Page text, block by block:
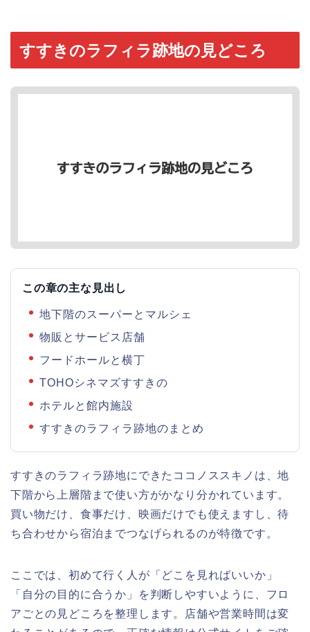
すすきのラフィラ跡地の見どころ
この章の主な見出し
地下階のスーパーとマルシェ
物販とサービス店舗
フードホールと横丁
TOHOシネマズすすきの
ホテルと館内施設
すすきのラフィラ跡地のまとめ
すすきのラフィラ跡地にできたココノススキノは、地
下階から上層階まで使い方がかなり分かれています。
買い物だけ、食事だけ、映画だけでも使えますし、待
ち合わせから宿泊までつなげられるのが特徴です。
ここでは、初めて行く人が「どこを見ればいいか」
「自分の目的に合うか」を判断しやすいように、フロ
アごとの見どころを整理します。店舗や営業時間は変